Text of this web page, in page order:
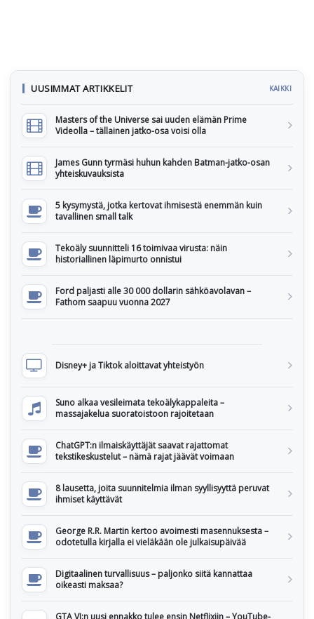
UUSIMMAT ARTIKKELIT KAIKKI
Masters of the Universe sai uuden elämän Prime
Videolla – tällainen jatko-osa voisi olla
James Gunn tyrmäsi huhun kahden Batman-jatko-osan
yhteiskuvauksista
5 kysymystä, jotka kertovat ihmisestä enemmän kuin
tavallinen small talk
Tekoäly suunnitteli 16 toimivaa virusta: näin
historiallinen läpimurto onnistui
Ford paljasti alle 30 000 dollarin sähköavolavan –
Fathom saapuu vuonna 2027
Disney+ ja Tiktok aloittavat yhteistyön
Suno alkaa vesileimata tekoälykappaleita –
massajakelua suoratoistoon rajoitetaan
ChatGPT:n ilmaiskäyttäjät saavat rajattomat
tekstikeskustelut – nämä rajat jäävät voimaan
8 lausetta, joita suunnitelmia ilman syyllisyyttä peruvat
ihmiset käyttävät
George R.R. Martin kertoo avoimesti masennuksesta –
odotetulla kirjalla ei vieläkään ole julkaisupäivää
Digitaalinen turvallisuus – paljonko siitä kannattaa
oikeasti maksaa?
GTA VI:n uusi ennakko tulee ensin Netflixiin – YouTube-